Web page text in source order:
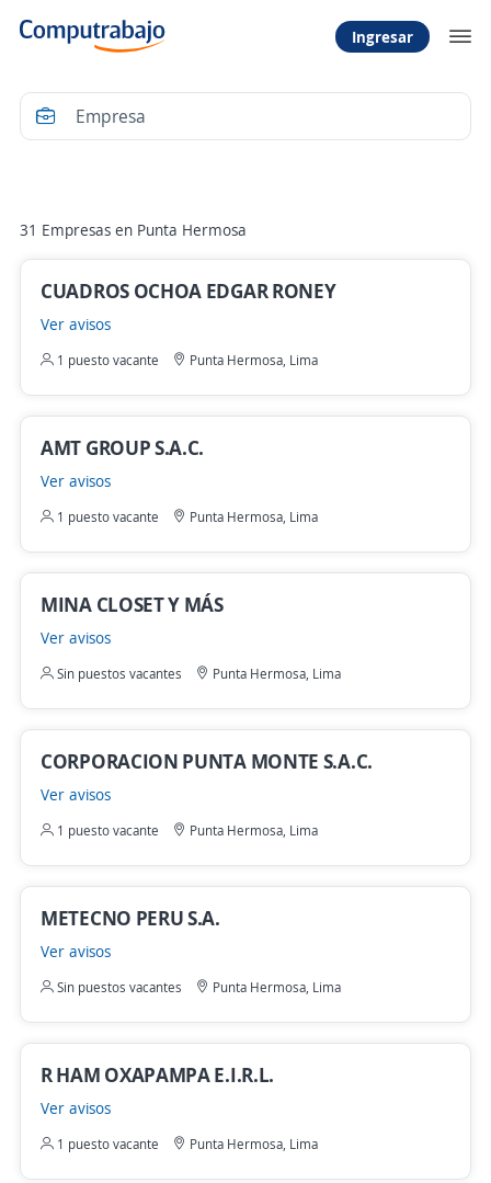
Ingresar
31 Empresas en Punta Hermosa
CUADROS OCHOA EDGAR RONEY
Ver avisos
1 puesto vacante Punta Hermosa, Lima
AMT GROUP S.A.C.
Ver avisos
1 puesto vacante Punta Hermosa, Lima
MINA CLOSET Y MÁS
Ver avisos
Sin puestos vacantes Punta Hermosa, Lima
CORPORACION PUNTA MONTE S.A.C.
Ver avisos
1 puesto vacante Punta Hermosa, Lima
METECNO PERU S.A.
Ver avisos
Sin puestos vacantes Punta Hermosa, Lima
R HAM OXAPAMPA E.I.R.L.
Ver avisos
1 puesto vacante Punta Hermosa, Lima